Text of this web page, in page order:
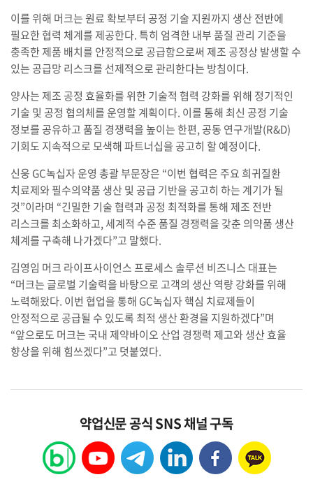
이를 위해 머크는 원료 확보부터 공정 기술 지원까지 생산 전반에
필요한 협력 체계를 제공한다. 특히 엄격한 내부 품질 관리 기준을
충족한 제품 배치를 안정적으로 공급함으로써 제조 공정상 발생할 수
있는 공급망 리스크를 선제적으로 관리한다는 방침이다.
양사는 제조 공정 효율화를 위한 기술적 협력 강화를 위해 정기적인
기술 및 공정 협의체를 운영할 계획이다. 이를 통해 최신 공정 기술
정보를 공유하고 품질 경쟁력을 높이는 한편, 공동 연구개발(R&D)
기회도 지속적으로 모색해 파트너십을 공고히 할 예정이다.
신웅 GC녹십자 운영 총괄 부문장은 “이번 협력은 주요 희귀질환
치료제와 필수의약품 생산 및 공급 기반을 공고히 하는 계기가 될
것”이라며 “긴밀한 기술 협력과 공정 최적화를 통해 제조 전반
리스크를 최소화하고, 세계적 수준 품질 경쟁력을 갖춘 의약품 생산
체계를 구축해 나가겠다”고 말했다.
김영임 머크 라이프사이언스 프로세스 솔루션 비즈니스 대표는
“머크는 글로벌 기술력을 바탕으로 고객의 생산 역량 강화를 위해
노력해왔다. 이번 협업을 통해 GC녹십자 핵심 치료제들이
안정적으로 공급될 수 있도록 최적 생산 환경을 지원하겠다”며
“앞으로도 머크는 국내 제약바이오 산업 경쟁력 제고와 생산 효율
향상을 위해 힘쓰겠다”고 덧붙였다.
약업신문 공식 SNS 채널 구독